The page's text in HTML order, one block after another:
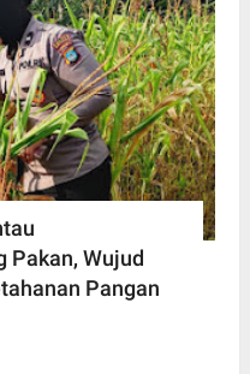
Pakan, Wujud
Pangan